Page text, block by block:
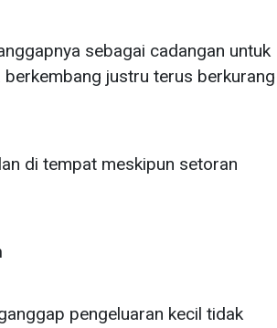
sebagai cadangan untuk
justru terus berkurang
di tempat meskipun setoran
pengeluaran kecil tidak